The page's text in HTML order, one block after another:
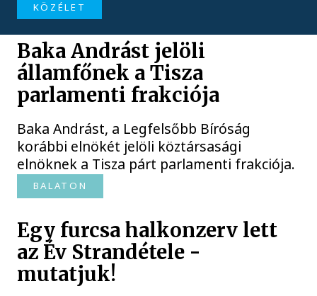
KÖZÉLET
Baka Andrást jelöli
államfőnek a Tisza
parlamenti frakciója
Baka Andrást, a Legfelsőbb Bíróság
korábbi elnökét jelöli köztársasági
elnöknek a Tisza párt parlamenti frakciója.
BALATON
Egy furcsa halkonzerv lett
az Év Strandétele -
mutatjuk!